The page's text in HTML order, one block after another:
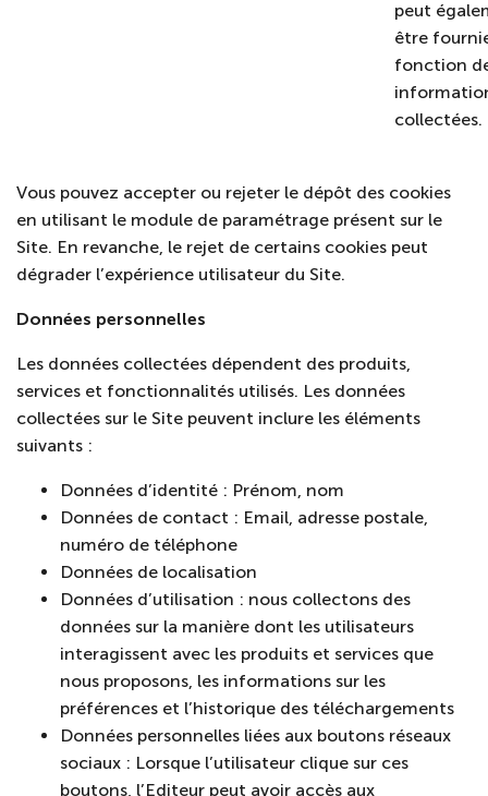
peut
être
fonction
collectées.
Vous pouvez accepter ou rejeter le dépôt des cookies
en utilisant le module de paramétrage présent sur le
Site. En revanche, le rejet de certains cookies peut
dégrader l’expérience utilisateur du Site.
Données personnelles
Les données collectées dépendent des produits,
services et fonctionnalités utilisés. Les données
collectées sur le Site peuvent inclure les éléments
suivants :
Données d’identité : Prénom, nom
Données de contact : Email, adresse postale,
numéro de téléphone
Données de localisation
Données d’utilisation : nous collectons des
données sur la manière dont les utilisateurs
interagissent avec les produits et services que
nous proposons, les informations sur les
préférences et l’historique des téléchargements
Données personnelles liées aux boutons réseaux
sociaux : Lorsque l’utilisateur clique sur ces
boutons, l’Editeur peut avoir accès aux